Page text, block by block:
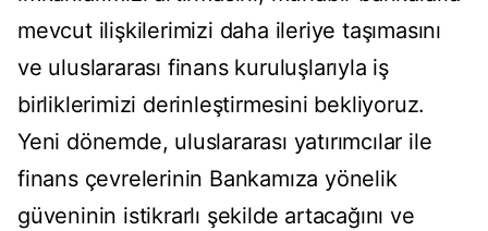
mevcut ilişkilerimizi daha ileriye taşımasını
ve uluslararası finans kuruluşlarıyla iş
birliklerimizi derinleştirmesini bekliyoruz.
Yeni dönemde, uluslararası yatırımcılar ile
finans çevrelerinin Bankamıza yönelik
güveninin istikrarlı şekilde artacağını ve